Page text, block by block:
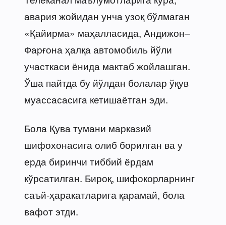
авария жойидан унча узоқ бўлмаган
«Қайирма» маҳалласида, Андижон–
Фарғона ҳалқа автомобиль йўли
участкаси ёнида мактаб жойлашган.
Ўша пайтда бу йўлдан болалар ўқув
муассасасига кетишаётган эди.
Бола Қува тумани марказий
шифохонасига олиб борилган ва у
ерда биринчи тиббий ёрдам
кўрсатилган. Бироқ, шифокорларнинг
саъй-ҳаракатларига қарамай, бола
вафот этди.